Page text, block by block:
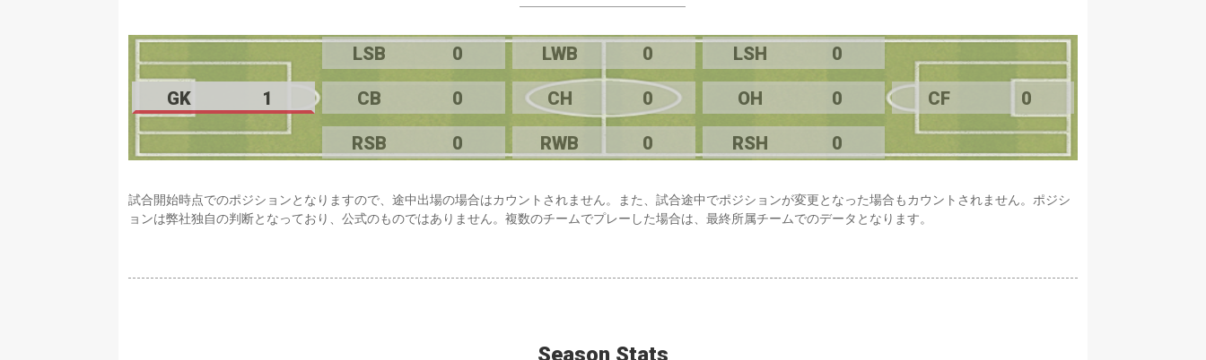
LSB 0 LWB 0 LSH 0
GK 1 CB 0 CH 0 OH 0 CF 0
RSB 0 RWB 0 RSH 0
試合開始時点でのポジションとなりますので、途中出場の場合はカウントされません。また、試合途中でポジションが変更となった場合もカウントされません。ポジシ
ョンは弊社独自の判断となっており、公式のものではありません。複数のチームでプレーした場合は、最終所属チームでのデータとなります。
Season Stats